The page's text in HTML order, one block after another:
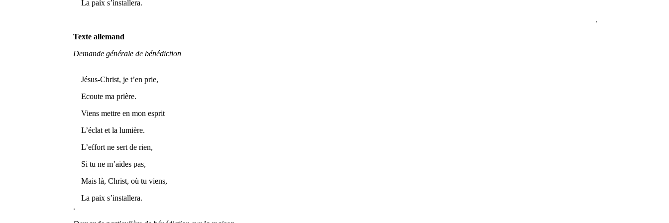
La paix s’installera.
.
Texte allemand
Demande générale de bénédiction
Jésus-Christ, je t’en prie,
Ecoute ma prière.
Viens mettre en mon esprit
L’éclat et la lumière.
L’effort ne sert de rien,
Si tu ne m’aides pas,
Mais là, Christ, où tu viens,
La paix s’installera.
.